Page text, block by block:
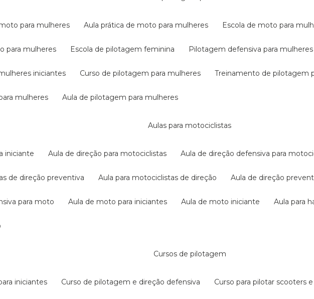
para mulheres aula prática de moto para mulheres escola de moto para
para mulheres escola de pilotagem feminina pilotagem defensiva para mulheres
iniciantes curso de pilotagem para mulheres treinamento de pilotagem
mulheres aula de pilotagem para mulheres
aulas para motociclistas
iniciante aula de direção para motociclistas aula de direção defensiva para
de direção preventiva aula para motociclistas de direção aula de direção
para moto aula de moto para iniciantes aula de moto iniciante aula para
cursos de pilotagem
iniciantes curso de pilotagem e direção defensiva curso para pilotar scooters